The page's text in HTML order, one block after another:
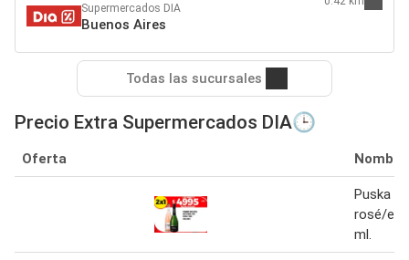
Supermercados DIA
Buenos Aires
Todas las sucursales
Precio Extra Supermercados DIA🕒
Oferta Nombre
Puska
rosé/
ml.